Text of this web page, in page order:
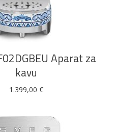
U KOŠARICU
Aparat za
kavu
1.399,00 €